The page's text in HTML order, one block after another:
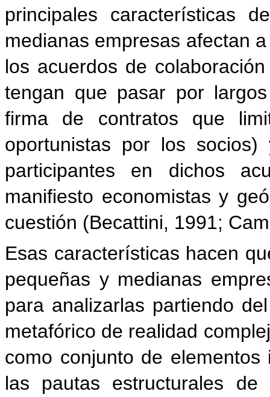
principales características
medianas empresas afectan
los acuerdos de
tengan que pasar por
firma de contratos que
oportunistas por los
participantes en dichos
manifiesto economistas y
cuestión (Becattini, 1991;
Esas características hacen
pequeñas y medianas
para analizarlas partiendo
metafórico de realidad
como conjunto de elementos
las pautas estructurales